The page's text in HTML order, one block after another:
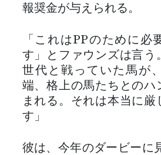
報奨金が与えられる。
「これはPPのために必
す」とファウンズは言う
世代と戦っていた馬が
端、格上の馬たちとのハ
まれる。それは本当に厳
す」
彼は、今年のダービーに